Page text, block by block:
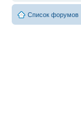
Список форумов